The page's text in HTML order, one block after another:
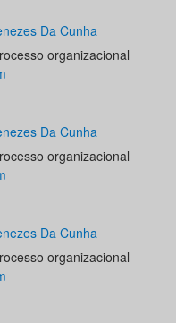
Da Cunha
organizacional
Da Cunha
organizacional
Da Cunha
organizacional